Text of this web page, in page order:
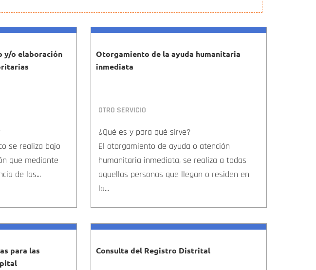
y/o elaboración
se realiza bajo
que mediante
de las...
Otorgamiento de la ayuda humanitaria
inmediata
OTRO SERVICIO
¿Qué es y para qué sirve?
El otorgamiento de ayuda o atención
humanitaria inmediata, se realiza a todas
aquellas personas que llegan o residen en
la...
para las
Consulta del Registro Distrital